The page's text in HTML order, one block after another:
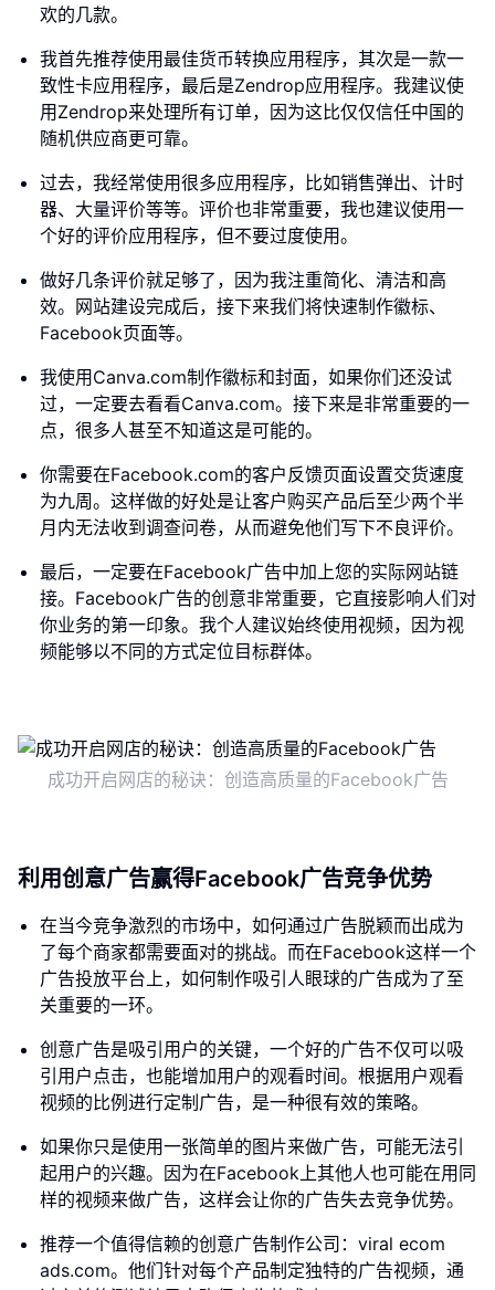
欢的几款。
我首先推荐使用最佳货币转换应用程序，其次是一款一
致性卡应用程序，最后是Zendrop应用程序。我建议使
用Zendrop来处理所有订单，因为这比仅仅信任中国的
随机供应商更可靠。
过去，我经常使用很多应用程序，比如销售弹出、计时
器、大量评价等等。评价也非常重要，我也建议使用一
个好的评价应用程序，但不要过度使用。
做好几条评价就足够了，因为我注重简化、清洁和高
效。网站建设完成后，接下来我们将快速制作徽标、
Facebook页面等。
我使用Canva.com制作徽标和封面，如果你们还没试
过，一定要去看看Canva.com。接下来是非常重要的一
点，很多人甚至不知道这是可能的。
你需要在Facebook.com的客户反馈页面设置交货速度
为九周。这样做的好处是让客户购买产品后至少两个半
月内无法收到调查问卷，从而避免他们写下不良评价。
最后，一定要在Facebook广告中加上您的实际网站链
接。Facebook广告的创意非常重要，它直接影响人们对
你业务的第一印象。我个人建议始终使用视频，因为视
频能够以不同的方式定位目标群体。
成功开启网店的秘诀：创造高质量的Facebook广告
利用创意广告赢得Facebook广告竞争优势
在当今竞争激烈的市场中，如何通过广告脱颖而出成为
了每个商家都需要面对的挑战。而在Facebook这样一个
广告投放平台上，如何制作吸引人眼球的广告成为了至
关重要的一环。
创意广告是吸引用户的关键，一个好的广告不仅可以吸
引用户点击，也能增加用户的观看时间。根据用户观看
视频的比例进行定制广告，是一种很有效的策略。
如果你只是使用一张简单的图片来做广告，可能无法引
起用户的兴趣。因为在Facebook上其他人也可能在用同
样的视频来做广告，这样会让你的广告失去竞争优势。
推荐一个值得信赖的创意广告制作公司：viral ecom
ads.com。他们针对每个产品制定独特的广告视频，通